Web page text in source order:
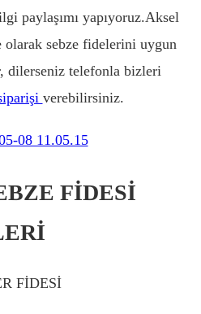
paylaşımı yapıyoruz.Aksel
olarak sebze fidelerini uygun
dilerseniz telefonla bizleri
verebilirsiniz.
FİDESİ
FİDESİ